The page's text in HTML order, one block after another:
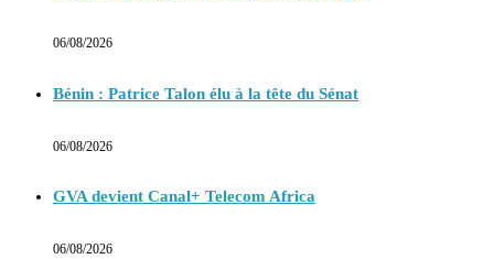
06/08/2026
Bénin : Patrice Talon élu à la tête du Sénat
06/08/2026
GVA devient Canal+ Telecom Africa
06/08/2026